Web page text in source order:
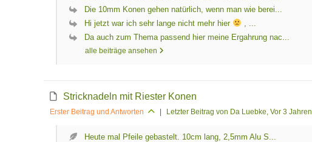
Die 10mm Konen gehen natürlich, wenn man wie berei...
Hi jetzt war ich sehr lange nicht mehr hier
Da auch zum Thema passend hier meine Ergahrung nac...
alle beiträge ansehen
Stricknadeln mit Riester Konen
Erster Beitrag und Antworten | Letzter Beitrag von Da Luebke , Vor 3 Jahren
Heute mal Pfeile gebastelt. 10cm lang, 2,5mm Alu S...